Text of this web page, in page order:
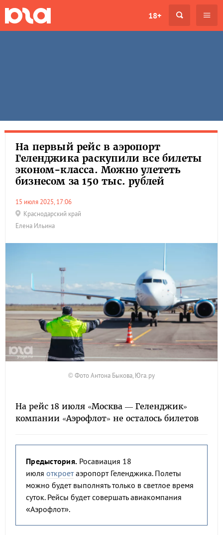
18+
На первый рейс в аэропорт
Геленджика раскупили все билеты
эконом-класса. Можно улететь
бизнесом за 150 тыс. рублей
15 июля 2025, 17:06
Краснодарский край
Елена Ильина
© Фото Антона Быкова, Юга.ру
На рейс 18 июля «Москва — Геленджик»
компании «Аэрофлот» не осталось билетов
Предыстория. Росавиация 18
июля откроетаэропорт Геленджика. Полеты
можно будет выполнять только в светлое время
суток. Рейсы будет совершать авиакомпания
«Аэрофлот».